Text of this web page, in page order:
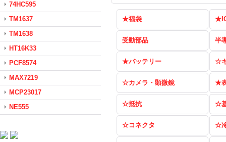
74HC595
TM1637
TM1638
HT16K33
PCF8574
MAX7219
MCP23017
NE555
★福袋
受動部品 半
★バッテリー ☆
☆カメラ・顕微鏡 ★
☆抵抗 ☆
☆コネクタ ☆